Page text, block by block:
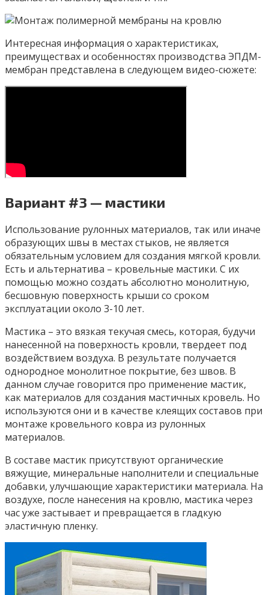
Интересная информация о характеристиках,
преимуществах и особенностях производства ЭПДМ-
мембран представлена в следующем видео-сюжете:
Вариант #3 — мастики
Использование рулонных материалов, так или иначе
образующих швы в местах стыков, не является
обязательным условием для создания мягкой кровли.
Есть и альтернатива – кровельные мастики. С их
помощью можно создать абсолютно монолитную,
бесшовную поверхность крыши со сроком
эксплуатации около 3-10 лет.
Мастика – это вязкая текучая смесь, которая, будучи
нанесенной на поверхность кровли, твердеет под
воздействием воздуха. В результате получается
однородное монолитное покрытие, без швов. В
данном случае говорится про применение мастик,
как материалов для создания мастичных кровель. Но
используются они и в качестве клеящих составов при
монтаже кровельного ковра из рулонных
материалов.
В составе мастик присутствуют органические
вяжущие, минеральные наполнители и специальные
добавки, улучшающие характеристики материала. На
воздухе, после нанесения на кровлю, мастика через
час уже застывает и превращается в гладкую
эластичную пленку.